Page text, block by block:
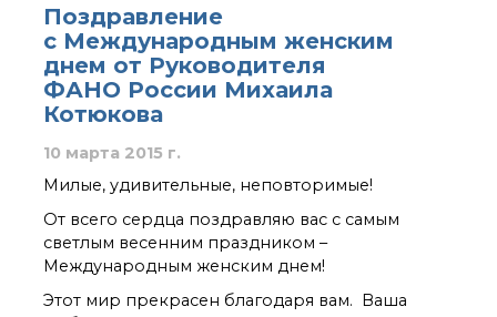
Научные школы
Подразделения
института
Ученый совет ИОХ
РАН
советы
Совет молодых ученых
ИОХ РАН
Центр коллективного
пользования
Института
РАН (ЦКП ИОХ РАН)
Поздравление
с Международным женским
днем от Руководителя
ФАНО России Михаила
Котюкова
10 марта 2015 г.
Милые, удивительные, неповторимые!
От всего сердца поздравляю вас с самым
светлым весенним праздником –
Международным женским днем!
Этот мир прекрасен благодаря вам. Ваша